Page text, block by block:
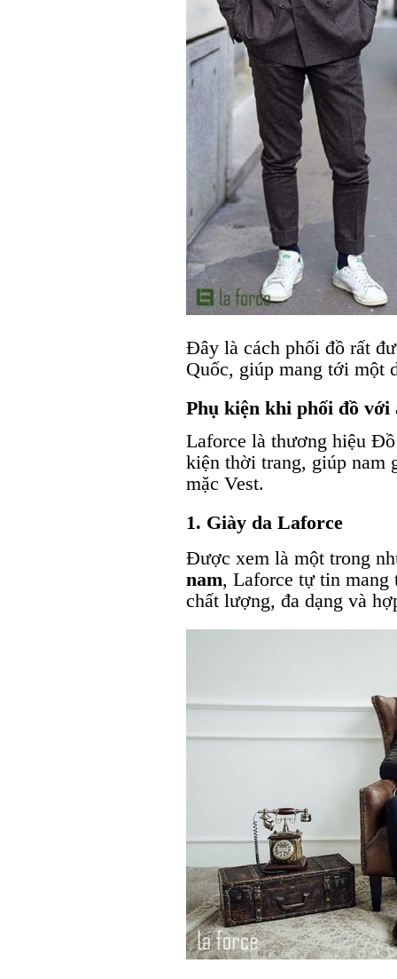
Đây là cách phối đồ rất
Quốc, giúp mang tới một
Phụ kiện khi phối đồ với
Laforce là thương hiệu
kiện thời trang, giúp nam
mặc Vest.
1. Giày da Laforce
Được xem là một trong
nam, Laforce tự tin mang
chất lượng, đa dạng và